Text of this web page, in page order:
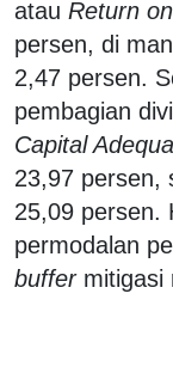
atau Return
persen, di
2,47 persen.
pembagian
Capital
23,97 persen,
25,09 persen.
permodalan
buffermitigasi